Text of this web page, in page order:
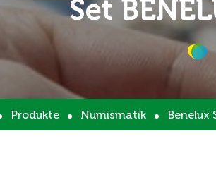
Set
Produkte Numismatik Benelux